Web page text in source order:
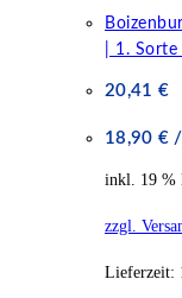
| 1.
20,41 €
18,90 €
inkl. 19 %
zzgl.
Lieferzeit: